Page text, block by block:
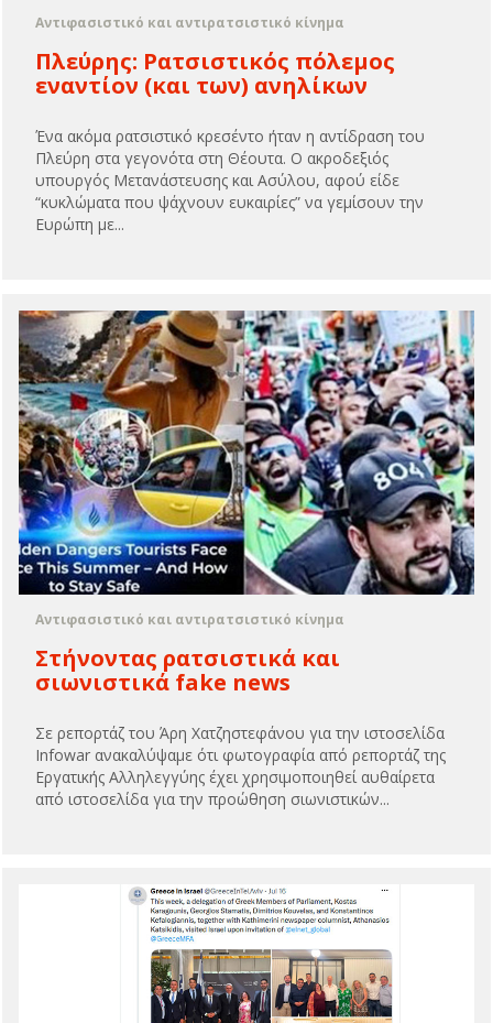
Αντιφασιστικό και αντιρατσιστικό κίνημα
Πλεύρης: Ρατσιστικός πόλεμος
εναντίον (και των) ανηλίκων
Ένα ακόμα ρατσιστικό κρεσέντο ήταν η αντίδραση του
Πλεύρη στα γεγονότα στη Θέουτα. Ο ακροδεξιός
υπουργός Μετανάστευσης και Ασύλου, αφού είδε
“κυκλώματα που ψάχνουν ευκαιρίες” να γεμίσουν την
Ευρώπη με...
Αντιφασιστικό και αντιρατσιστικό κίνημα
Στήνοντας ρατσιστικά και
σιωνιστικά fake news
Σε ρεπορτάζ του Άρη Χατζηστεφάνου για την ιστοσελίδα
Infowar ανακαλύψαμε ότι φωτογραφία από ρεπορτάζ της
Εργατικής Αλληλεγγύης έχει χρησιμοποιηθεί αυθαίρετα
από ιστοσελίδα για την προώθηση σιωνιστικών...